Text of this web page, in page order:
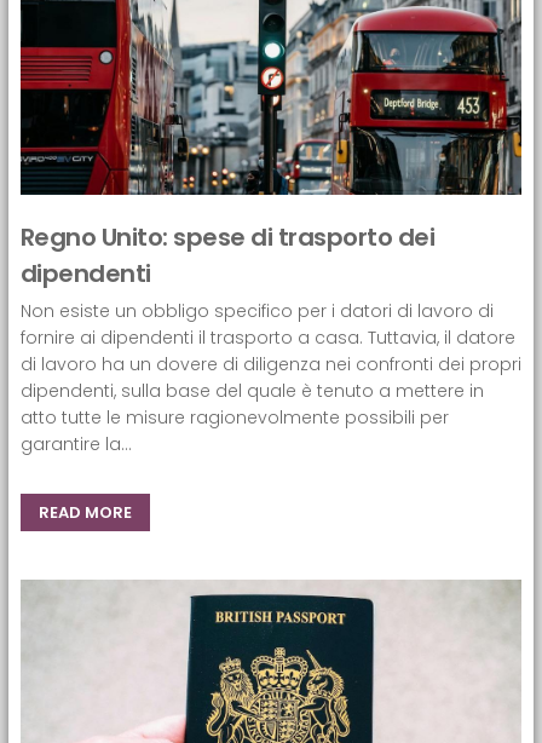
Regno Unito: spese di trasporto dei
dipendenti
Non esiste un obbligo specifico per i datori di lavoro di
fornire ai dipendenti il trasporto a casa. Tuttavia, il datore
di lavoro ha un dovere di diligenza nei confronti dei propri
dipendenti, sulla base del quale è tenuto a mettere in
atto tutte le misure ragionevolmente possibili per
garantire la...
READ MORE